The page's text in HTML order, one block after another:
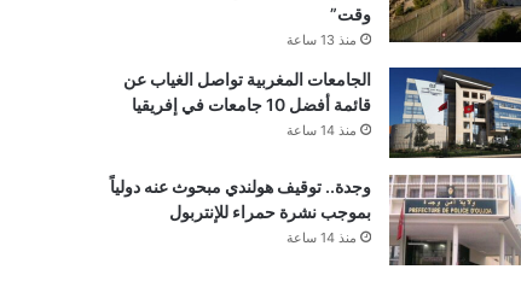
وقت”
منذ 13 ساعة
الجامعات المغربية تواصل الغياب عن
قائمة أفضل 10 جامعات في إفريقيا
منذ 14 ساعة
وجدة.. توقيف هولندي مبحوث عنه دولياً
بموجب نشرة حمراء للإنتربول
منذ 14 ساعة